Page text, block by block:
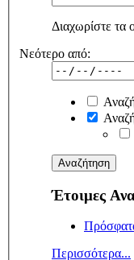
Διαχωρίστε
Νεότερο από:
Έτοιμες
Περισσότερα...